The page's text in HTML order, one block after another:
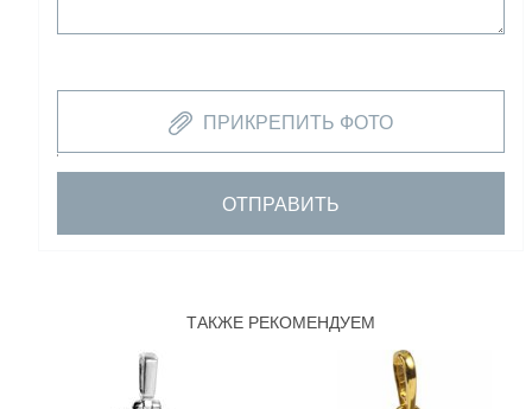
ПРИКРЕПИТЬ ФОТО
ОТПРАВИТЬ
ТАКЖЕ РЕКОМЕНДУЕМ